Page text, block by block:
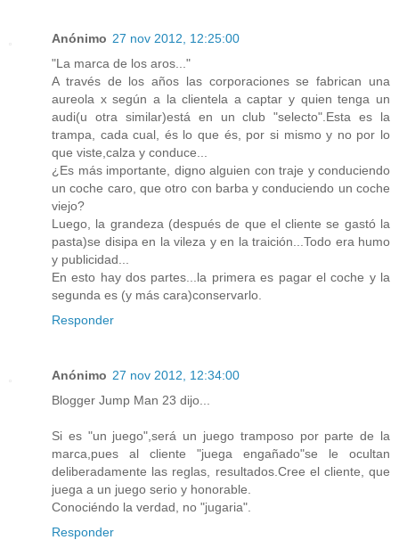
Anónimo 27 nov 2012, 12:25:00
"La marca de los aros..."
A través de los años las corporaciones se fabrican una
aureola x según a la clientela a captar y quien tenga un
audi(u otra similar)está en un club "selecto".Esta es la
trampa, cada cual, és lo que és, por si mismo y no por lo
que viste,calza y conduce...
¿Es más importante, digno alguien con traje y conduciendo
un coche caro, que otro con barba y conduciendo un coche
viejo?
Luego, la grandeza (después de que el cliente se gastó la
pasta)se disipa en la vileza y en la traición...Todo era humo
y publicidad...
En esto hay dos partes...la primera es pagar el coche y la
segunda es (y más cara)conservarlo.
Responder
Anónimo 27 nov 2012, 12:34:00
Blogger Jump Man 23 dijo...
Si es "un juego",será un juego tramposo por parte de la
marca,pues al cliente "juega engañado"se le ocultan
deliberadamente las reglas, resultados.Cree el cliente, que
juega a un juego serio y honorable.
Conociéndo la verdad, no "jugaria".
Responder